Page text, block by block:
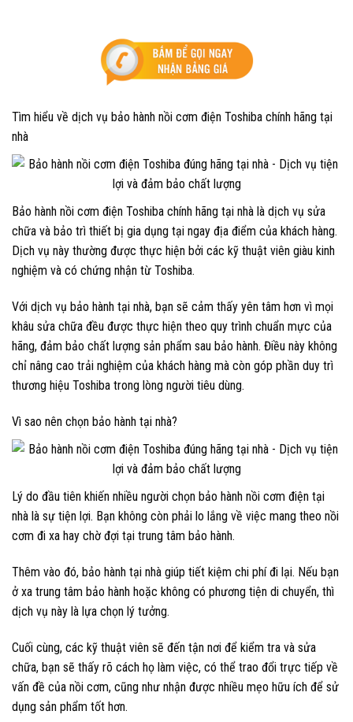
Tìm hiểu về dịch vụ bảo hành nồi cơm điện Toshiba chính hãng tại
nhà
Bảo hành nồi cơm điện Toshiba chính hãng tại nhà là dịch vụ sửa
chữa và bảo trì thiết bị gia dụng tại ngay địa điểm của khách hàng.
Dịch vụ này thường được thực hiện bởi các kỹ thuật viên giàu kinh
nghiệm và có chứng nhận từ Toshiba.
Với dịch vụ bảo hành tại nhà, bạn sẽ cảm thấy yên tâm hơn vì mọi
khâu sửa chữa đều được thực hiện theo quy trình chuẩn mực của
hãng, đảm bảo chất lượng sản phẩm sau bảo hành. Điều này không
chỉ nâng cao trải nghiệm của khách hàng mà còn góp phần duy trì
thương hiệu Toshiba trong lòng người tiêu dùng.
Vì sao nên chọn bảo hành tại nhà?
Lý do đầu tiên khiến nhiều người chọn bảo hành nồi cơm điện tại
nhà là sự tiện lợi. Bạn không còn phải lo lắng về việc mang theo nồi
cơm đi xa hay chờ đợi tại trung tâm bảo hành.
Thêm vào đó, bảo hành tại nhà giúp tiết kiệm chi phí đi lại. Nếu bạn
ở xa trung tâm bảo hành hoặc không có phương tiện di chuyển, thì
dịch vụ này là lựa chọn lý tưởng.
Cuối cùng, các kỹ thuật viên sẽ đến tận nơi để kiểm tra và sửa
chữa, bạn sẽ thấy rõ cách họ làm việc, có thể trao đổi trực tiếp về
vấn đề của nồi cơm, cũng như nhận được nhiều mẹo hữu ích để sử
dụng sản phẩm tốt hơn.